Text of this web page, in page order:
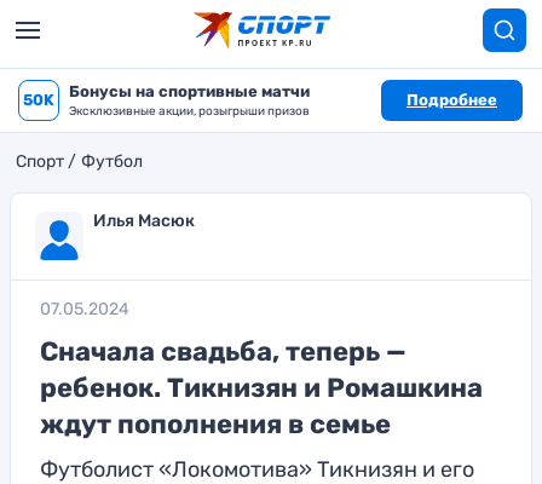
50K Бонусы на спортивные матчи
Эксклюзивные акции, розыгрыши призов
Подробнее
Спорт Футбол
Илья Масюк
07.05.2024
Сначала свадьба, теперь —
ребенок. Тикнизян и Ромашкина
ждут пополнения в семье
Футболист «Локомотива» Тикнизян и его